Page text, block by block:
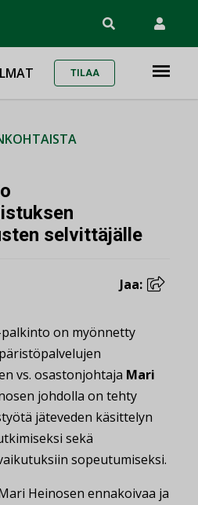
TILAA
selvittäjälle
Jaa:
on myönnetty
vs. osastonjohtaja Mari
johdolla on tehty
jäteveden käsittelyn
sekä
sopeutumiseksi.
Heinosen ennakoivaa ja